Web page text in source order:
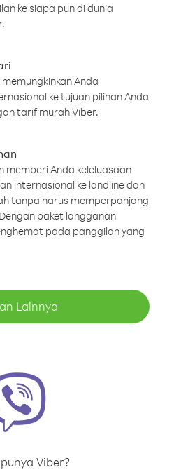
ke siapa pun di dunia
Anda
ke tujuan pilihan Anda
tarif murah Viber.
memberi Anda keleluasaan
internasional ke landline dan
tanpa harus memperpanjang
paket langganan
pada panggilan yang
Lainnya
Viber?